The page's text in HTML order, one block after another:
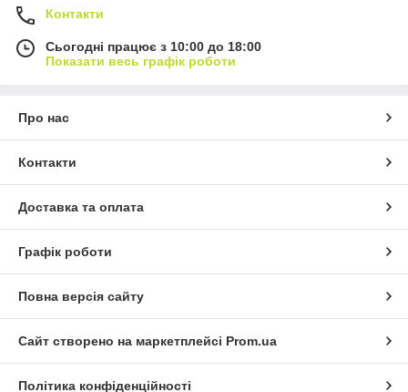
Контакти
Сьогодні працює з 10:00 до 18:00
Показати весь графік роботи
Про нас
Контакти
Доставка та оплата
Графік роботи
Повна версія сайту
Сайт створено на маркетплейсі Prom.ua
Політика конфіденційності